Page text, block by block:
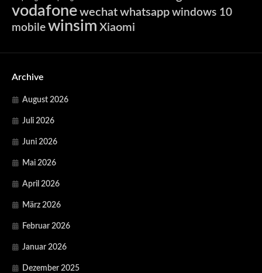
vodafone wechat whatsapp windows 10
mobile winsim Xiaomi
Archive
August 2026
Juli 2026
Juni 2026
Mai 2026
April 2026
März 2026
Februar 2026
Januar 2026
Dezember 2025